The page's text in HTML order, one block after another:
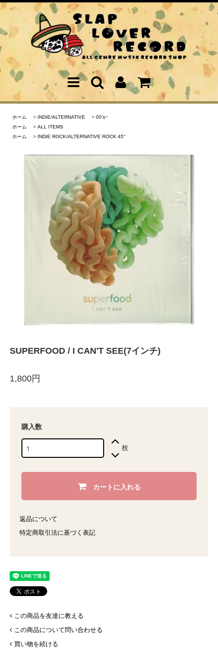
ホーム > INDIE/ALTERNATIVE > 00's~
ホーム
> ALL ITEMS
ホーム
> INDIE ROCK/ALTERNATIVE ROCK 45"
SUPERFOOD / I CAN'T SEE(7インチ)
1,800円
購入数
枚
カートに入れる
返品について
特定商取引法に基づく表記
この商品を友達に教える
この商品について問い合わせる
買い物を続ける